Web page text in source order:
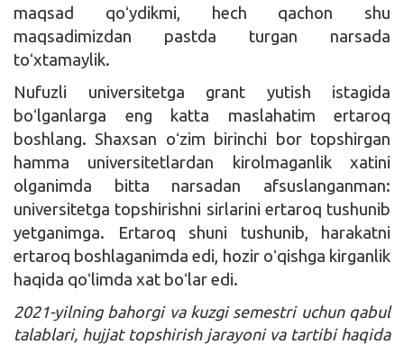
maqsad qoʻydikmi, hech qachon shu
maqsadimizdan pastda turgan narsada
toʻxtamaylik.
Nufuzli universitetga grant yutish istagida
boʻlganlarga eng katta maslahatim ertaroq
boshlang. Shaxsan oʻzim birinchi bor topshirgan
hamma universitetlardan kirolmaganlik xatini
olganimda bitta narsadan afsuslanganman:
universitetga topshirishni sirlarini ertaroq tushunib
yetganimga. Ertaroq shuni tushunib, harakatni
ertaroq boshlaganimda edi, hozir oʻqishga kirganlik
haqida qoʻlimda xat boʻlar edi.
2021-yilning bahorgi va kuzgi semestri uchun qabul
talablari, hujjat topshirish jarayoni va tartibi haqida